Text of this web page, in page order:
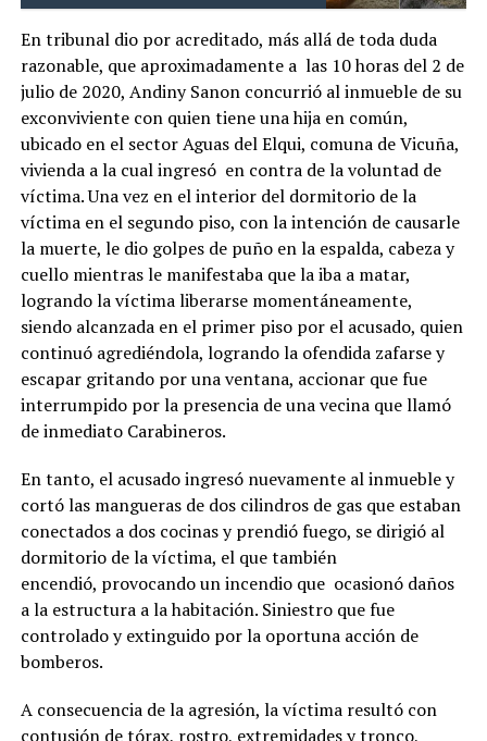
En tribunal dio por acreditado, más allá de toda duda
razonable, que aproximadamente a las 10 horas del 2 de
julio de 2020, Andiny Sanon concurrió al inmueble de su
exconviviente con quien tiene una hija en común,
ubicado en el sector Aguas del Elqui, comuna de Vicuña,
vivienda a la cual ingresó en contra de la voluntad de
víctima. Una vez en el interior del dormitorio de la
víctima en el segundo piso, con la intención de causarle
la muerte, le dio golpes de puño en la espalda, cabeza y
cuello mientras le manifestaba que la iba a matar,
logrando la víctima liberarse momentáneamente,
siendo alcanzada en el primer piso por el acusado, quien
continuó agrediéndola, logrando la ofendida zafarse y
escapar gritando por una ventana, accionar que fue
interrumpido por la presencia de una vecina que llamó
de inmediato Carabineros.
En tanto, el acusado ingresó nuevamente al inmueble y
cortó las mangueras de dos cilindros de gas que estaban
conectados a dos cocinas y prendió fuego, se dirigió al
dormitorio de la víctima, el que también
encendió, provocando un incendio que ocasionó daños
a la estructura a la habitación. Siniestro que fue
controlado y extinguido por la oportuna acción de
bomberos.
A consecuencia de la agresión, la víctima resultó con
contusión de tórax, rostro, extremidades y tronco,